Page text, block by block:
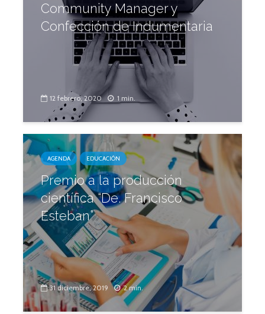
Community Manager y
Confección de Indumentaria
12 febrero, 2020 1 min.
AGENDA EDUCACIÓN
Premio a la producción
científica “De. Francisco
Esteban”
31 diciembre, 2019 2 min.